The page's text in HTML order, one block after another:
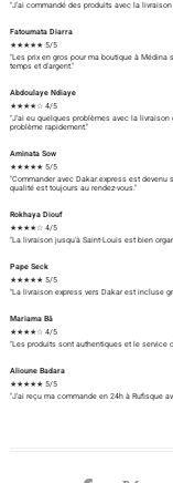
"J'ai commandé des produits avec la
Fatoumata Diarra
★★★★★ 5/5
"Les prix en gros pour ma boutique à
temps et d'argent."
Abdoulaye Ndiaye
★★★★☆ 4/5
"J'ai eu quelques problèmes avec la
problème rapidement."
Aminata Sow
★★★★★ 5/5
"Commander avec Dakar.express est
qualité est toujours au rendez-vous."
Rokhaya Diouf
★★★★☆ 4/5
"La livraison jusqu'à Saint-Louis est bien
Pape Seck
★★★★★ 5/5
"La livraison express vers Dakar est incluse
Mariama Bâ
★★★★☆ 4/5
"Les produits sont authentiques et le service
Alioune Badara
★★★★★ 5/5
"J'ai reçu ma commande en 24h à Rufisque